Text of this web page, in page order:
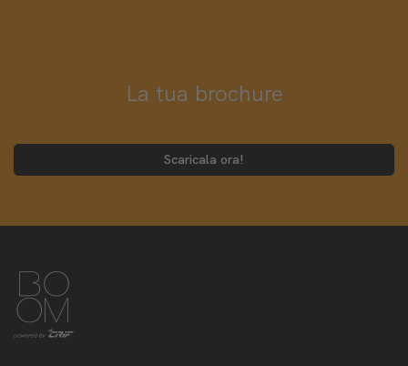
La tua brochure
Scaricala ora!